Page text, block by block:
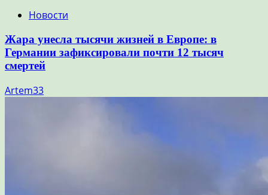
Новости
Жара унесла тысячи жизней в Европе: в
Германии зафиксировали почти 12 тысяч
смертей
Artem33